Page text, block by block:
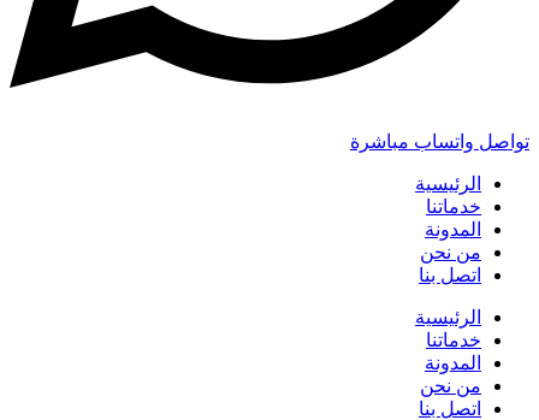
تواصل واتساب مباشرة
الرئيسية
خدماتنا
المدونة
من نحن
اتصل بنا
الرئيسية
خدماتنا
المدونة
من نحن
اتصل بنا